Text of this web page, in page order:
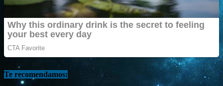
Te recomendamos: